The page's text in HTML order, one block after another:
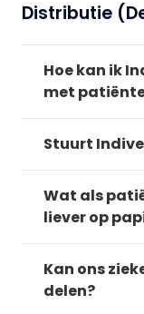
Distributie
Hoe kan ik
met
Stuurt
Wat als
liever op
Kan ons
delen?